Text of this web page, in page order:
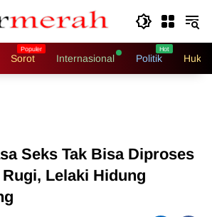
Sorot Internasional Politik
Seks Tak Bisa Diproses
Lelaki Hidung